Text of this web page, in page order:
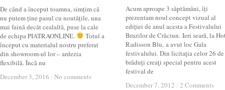
De când a început toamna, simțim că
nu putem ține pasul cu noutățile, una
mai faină decât cealaltă, puse la cale
de echipa PIATRAONLINE.
Totul a
început cu materialul nostru preferat
din showroom-ul lor – ardezia
flexibilă. Încă nu
December 3, 2016 / No comments
December 3, 2016 / No comments
Acum aproape 3 săptămâni, îți
prezentam noul concept vizual al
ediției de anul acesta a Festivalului
Brazilor de Crăciun. Ieri seară, la
Radisson Blu, a avut loc Gala
festivalului. Din licitaţia celor 26 de
brăduţi creaţi special pentru acest
festival de
December 7, 2012 / 2 Comments
December 7, 2012 / 2 Comments